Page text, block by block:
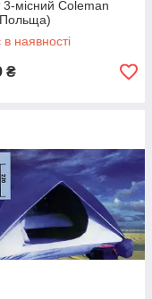
місний Coleman
наявності
₴